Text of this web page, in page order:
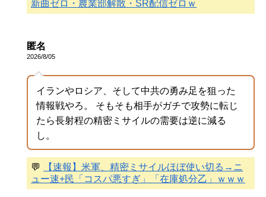
新曲ゼロ・農業部解散・SR配信ゼロｗ
匿名
2026/8/05
イランやロシア、そして中共の勇み足を狙った
情報戦やろ。 そもそも相手がガチで攻勢に転じ
たら長射程の精密ミサイルの需要は逆に減る
し。
💬
【速報】米軍、精密ミサイルほぼ使い切る→ニ
ュー速+民「コスパ悪すぎ」「在庫処分乙」ｗｗｗ